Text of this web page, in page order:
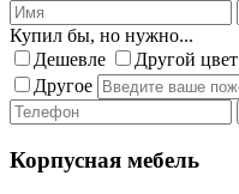
Купил бы, но нужно...
Дешевле
Другой цвет
Другое
Корпусная мебель